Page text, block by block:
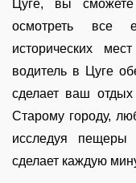
Цуге, вы
осмотреть все
исторических
водитель в Цуге
сделает ваш
Старому городу,
исследуя пещеры
сделает каждую